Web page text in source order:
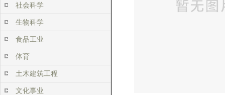
社会科学
生物科学
食品工业
体育
土木建筑工程
文化事业